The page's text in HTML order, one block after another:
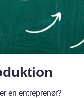
en entreprenør?